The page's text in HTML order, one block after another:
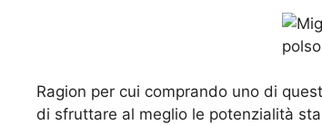
Ragion per cui comprando uno di
di sfruttare al meglio le potenzialità